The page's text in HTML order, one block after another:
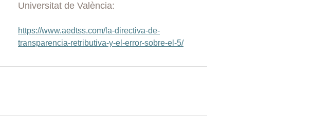
Universitat de València:
https://www.aedtss.com/la-directiva-de-
transparencia-retributiva-y-el-error-sobre-el-5/